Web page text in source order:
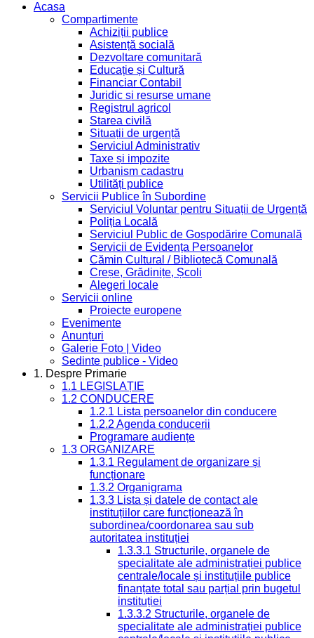
Acasa
Compartimente
Achiziții publice
Asistență socială
Dezvoltare comunitară
Educație și Cultură
Financiar Contabil
Juridic si resurse umane
Registrul agricol
Starea civilă
Situații de urgență
Serviciul Administrativ
Taxe și impozite
Urbanism cadastru
Utilități publice
Servicii Publice în Subordine
Serviciul Voluntar pentru Situații de Urgență
Poliția Locală
Serviciul Public de Gospodărire Comunală
Servicii de Evidența Persoanelor
Cămin Cultural / Bibliotecă Comunală
Creșe, Grădinițe, Școli
Alegeri locale
Servicii online
Proiecte europene
Evenimente
Anunțuri
Galerie Foto | Video
Sedinte publice - Video
1. Despre Primarie
1.1 LEGISLAȚIE
1.2 CONDUCERE
1.2.1 Lista persoanelor din conducere
1.2.2 Agenda conducerii
Programare audiențe
1.3 ORGANIZARE
1.3.1 Regulament de organizare și
funcționare
1.3.2 Organigrama
1.3.3 Lista și datele de contact ale
instituțiilor care funcționează în
subordinea/coordonarea sau sub
autoritatea instituției
1.3.3.1 Structurile, organele de
specialitate ale administrației publice
centrale/locale și instituțiile publice
finanțate total sau parțial prin bugetul
instituției
1.3.3.2 Structurile, organele de
specialitate ale administrației publice